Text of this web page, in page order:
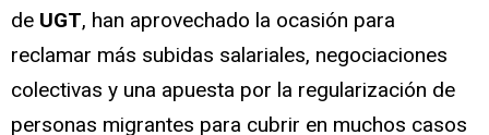
de UGT, han aprovechado la ocasión para
reclamar más subidas salariales, negociaciones
colectivas y una apuesta por la regularización de
personas migrantes para cubrir en muchos casos